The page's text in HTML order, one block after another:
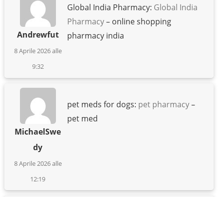
Andrewfut
8 Aprile 2026 alle
9:32
Global India Pharmacy: Global India
Pharmacy– online shopping
pharmacy india
MichaelSwe
dy
8 Aprile 2026 alle
12:19
pet meds for dogs: pet pharmacy–
pet med